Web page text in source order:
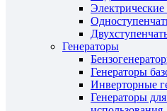
Генераторы
Генераторы
Инверторные
Генераторы